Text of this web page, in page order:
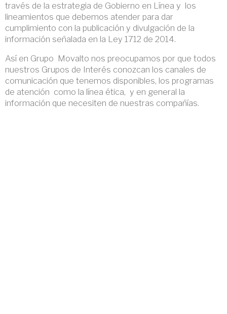
través de la estrategia de Gobierno en Línea y los
lineamientos que debemos atender para dar
cumplimiento con la publicación y divulgación de la
información señalada en la Ley 1712 de 2014.
Así en Grupo Movalto nos preocupamos por que todos
nuestros Grupos de Interés conozcan los canales de
comunicación que tenemos disponibles, los programas
de atención como la línea ética, y en general la
información que necesiten de nuestras compañías.